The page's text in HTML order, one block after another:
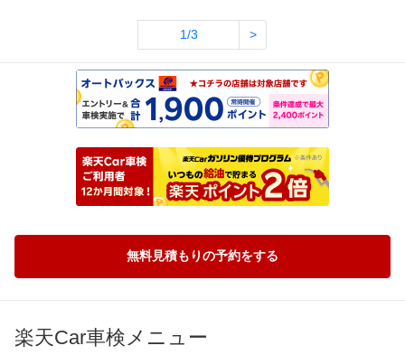
1/3 >
無料見積もりの予約をする
楽天Car車検メニュー